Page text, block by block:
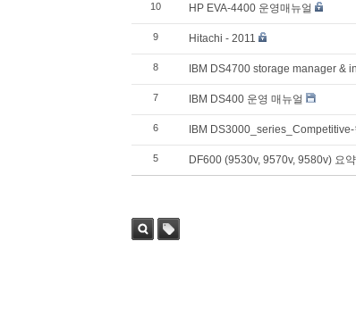
10 HP EVA-4400 운영매뉴얼
9 Hitachi - 2011
8 IBM DS4700 storage manager &
7 IBM DS400 운영 매뉴얼
6 IBM
5 DF600 (9530v, 9570v, 9580v) 요약